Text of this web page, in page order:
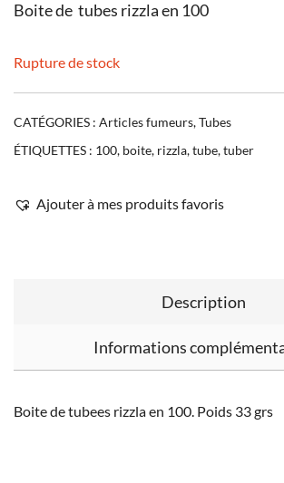
Boite de tubes rizzla en 100
Rupture de stock
CATÉGORIES : Articles fumeurs,Tubes
ÉTIQUETTES : 100, boite, rizzla,tube,tuber
Ajouter à mes produits favoris
Description
Informations
Boite de tubees rizzla en 100. Poids 33 grs